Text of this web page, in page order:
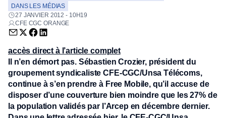
DANS LES MÉDIAS
27 JANVIER 2012 - 10H19
CFE CGC ORANGE
Envoyer par email (nouvelle fenêtre)
Partager sur Twitter (nouvelle fenêtre)
Partager sur Facebook (nouvelle fenêtre)
Partager sur LinkedIn (nouvelle fenêtre)
accès direct à l’article complet
Il n’en démort pas. Sébastien Crozier, président du
groupement syndicaliste CFE-CGC/Unsa Télécoms,
continue à s’en prendre à Free Mobile, qu’il accuse de
disposer d’une couverture bien moindre que les 27% de
la population validés par l’Arcep en décembre dernier.